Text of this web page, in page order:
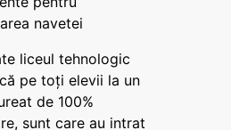
navetei
liceul tehnologic
pe toți elevii la un
de 100%
sunt care au intrat